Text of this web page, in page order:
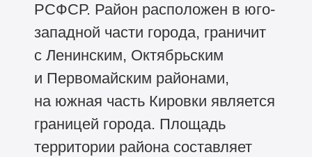
РСФСР. Район расположен в юго-
западной части города, граничит
с Ленинским, Октябрьским
и Первомайским районами,
на южная часть Кировки является
границей города. Площадь
территории района составляет